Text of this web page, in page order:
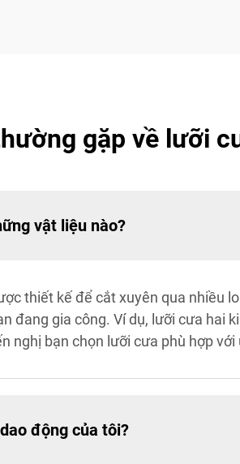
gặp về lưỡi
vật liệu nào?
thiết kế để cắt xuyên qua nhiều
đang gia công. Ví dụ, lưỡi cưa
nghị bạn chọn lưỡi cưa phù hợp
động của tôi?